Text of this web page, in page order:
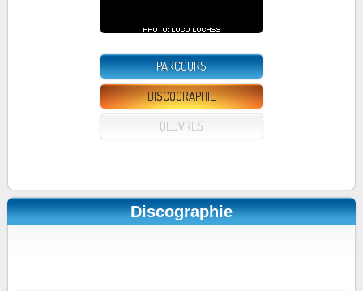
PARCOURS
DISCOGRAPHIE
OEUVRES
Discographie